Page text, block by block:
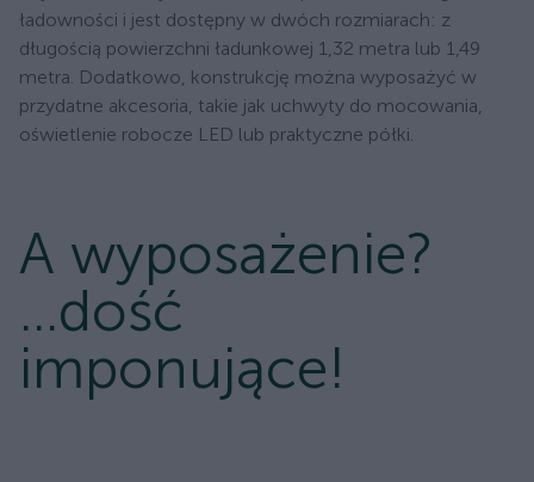
ładowności i jest dostępny w dwóch rozmiarach: z
długością powierzchni ładunkowej 1,32 metra lub 1,49
metra. Dodatkowo, konstrukcję można wyposażyć w
przydatne akcesoria, takie jak uchwyty do mocowania,
oświetlenie robocze LED lub praktyczne półki.
A wyposażenie?
...dość
imponujące!